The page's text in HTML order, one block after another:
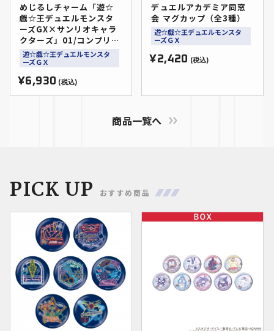
めじるしチャーム「遊☆
戯☆王デュエルモンスタ
ーズGX×サンリオキャラ
クターズ」01/コンプリー
トセット(全9種)(コラボイ
ラスト)
遊☆戯☆王デュエルモンスタ
ーズＧＸ
¥6,930 (税込)
デュエルアカデミア同窓
会 マグカップ（全3種）
遊☆戯☆王デュエルモンスタ
ーズＧＸ
¥2,420 (税込)
商品一覧へ
PICK UP おすすめ商品